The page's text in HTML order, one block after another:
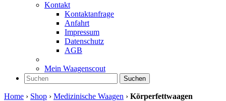
Kontakt
Kontaktanfrage
Anfahrt
Impressum
Datenschutz
AGB
Mein Waagenscout
Suchen
Home › Shop › Medizinische Waagen › Körperfettwaagen